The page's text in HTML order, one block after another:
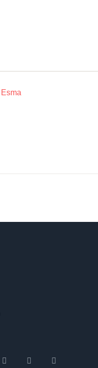
Amazon Pinterest